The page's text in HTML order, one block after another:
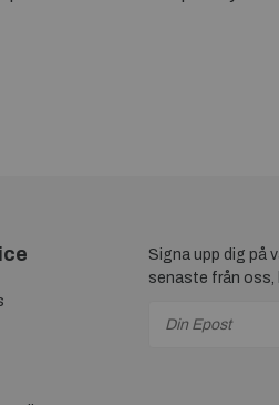
Signa upp dig på
senaste från